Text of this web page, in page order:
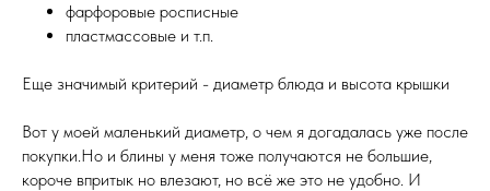
фарфоровые росписные
пластмассовые и т.п.
Еще значимый критерий - диаметр блюда и высота крышки
Вот у моей маленький диаметр, о чем я догадалась уже после
покупки.Но и блины у меня тоже получаются не большие,
короче впритык но влезают, но всё же это не удобно. И